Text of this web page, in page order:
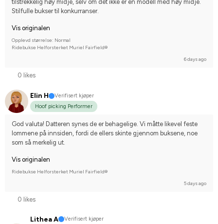
tilstrekkelig høy midje, selv om det ikke er en modell med høy midje.
Stilfulle bukser til konkurranser.
Vis originalen
Opplevd størrelse: Normal
Ridebukse Helforsterket Muriel Fairfield®
6 days ago
0 likes
Elin H
Verifisert kjøper
Hoof picking Performer
God valuta! Datteren synes de er behagelige. Vi måtte likevel feste
lommene på innsiden, fordi de ellers skinte gjennom buksene, noe
som så merkelig ut.
Vis originalen
Ridebukse Helforsterket Muriel Fairfield®
5 days ago
0 likes
Lithea A
Verifisert kjøper